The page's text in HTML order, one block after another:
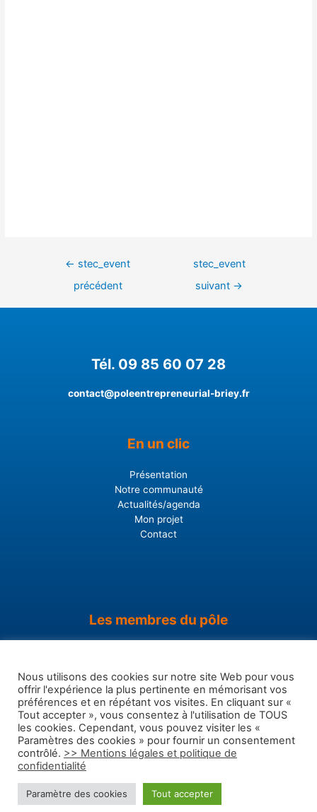
← stec_event
précédent
stec_event
suivant →
Tél. 09 85 60 07 28
contact@poleentrepreneurial-briey.fr
En un clic
Présentation
Notre communauté
Actualités/agenda
Mon projet
Contact
Les membres du pôle
Coeur du Pays-Haut
Cohérence projets
Initiative bassins Briey Orne
Conseil départemental 54
Copyright © 2026 Pôle entrepreneurial du bassin de Briey
Mentions légales et politique de confidentialité
Nous utilisons des cookies sur notre site Web pour vous
offrir l'expérience la plus pertinente en mémorisant vos
préférences et en répétant vos visites. En cliquant sur «
Tout accepter », vous consentez à l'utilisation de TOUS
les cookies. Cependant, vous pouvez visiter les «
Paramètres des cookies » pour fournir un consentement
contrôlé. >> Mentions légales et politique de
confidentialité
Paramètre des cookies Tout accepter